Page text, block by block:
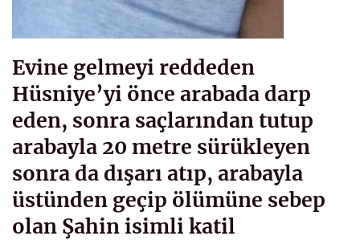
Evine gelmeyi reddeden
Hüsniye’yi önce arabada darp
eden, sonra saçlarından tutup
arabayla 20 metre sürükleyen
sonra da dışarı atıp, arabayla
üstünden geçip ölümüne sebep
olan Şahin isimli katil